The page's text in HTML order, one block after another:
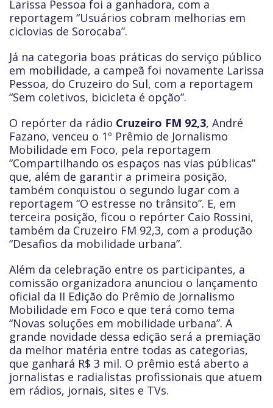
Larissa Pessoa foi a ganhadora, com a
reportagem “Usuários cobram melhorias em
ciclovias de Sorocaba”.
Já na categoria boas práticas do serviço público
em mobilidade, a campeã foi novamente Larissa
Pessoa, do Cruzeiro do Sul, com a reportagem
“Sem coletivos, bicicleta é opção”.
O repórter da rádio Cruzeiro FM 92,3, André
Fazano, venceu o 1º Prêmio de Jornalismo
Mobilidade em Foco, pela reportagem
“Compartilhando os espaços nas vias públicas”
que, além de garantir a primeira posição,
também conquistou o segundo lugar com a
reportagem “O estresse no trânsito”. E, em
terceira posição, ficou o repórter Caio Rossini,
também da Cruzeiro FM 92,3, com a produção
“Desafios da mobilidade urbana”.
Além da celebração entre os participantes, a
comissão organizadora anunciou o lançamento
oficial da II Edição do Prêmio de Jornalismo
Mobilidade em Foco e que terá como tema
“Novas soluções em mobilidade urbana”. A
grande novidade dessa edição será a premiação
da melhor matéria entre todas as categorias,
que ganhará R$ 3 mil. O prêmio está aberto a
jornalistas e radialistas profissionais que atuem
em rádios, jornais, sites e TVs.